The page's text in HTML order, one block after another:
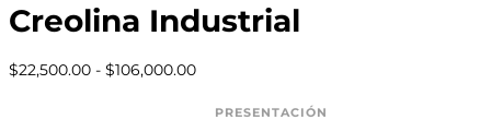
Creolina Industrial
$22,500.00 - $106,000.00Rango
precios:
PRESENTACIÓN